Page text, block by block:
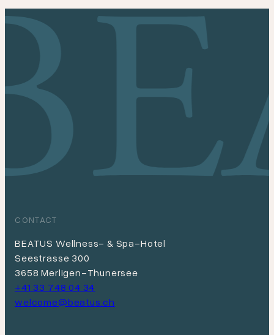
CONTACT
BEATUS Wellness- & Spa-Hotel
Seestrasse 300
3658 Merligen-Thunersee
+41 33 748 04 34
welcome@beatus.ch